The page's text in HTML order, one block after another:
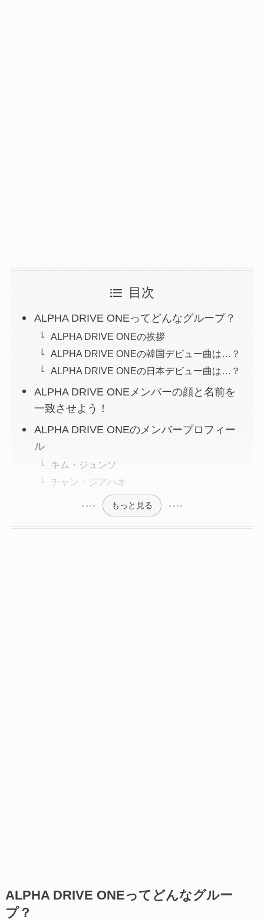
目次
ALPHA DRIVE ONEってどんなグループ？
ALPHA DRIVE ONEの挨拶
ALPHA DRIVE ONEの韓国デビュー曲は…？
ALPHA DRIVE ONEの日本デビュー曲は…？
ALPHA DRIVE ONEメンバーの顔と名前を
一致させよう！
ALPHA DRIVE ONEのメンバープロフィー
ル
キム・ジュンソ
チャン・ジアハオ
もっと見る
ALPHA DRIVE ONEってどんなグルー
プ？